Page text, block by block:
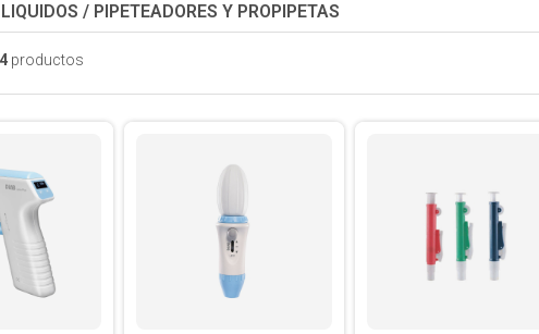
/ PIPETEADORES Y PROPIPETAS
4 productos